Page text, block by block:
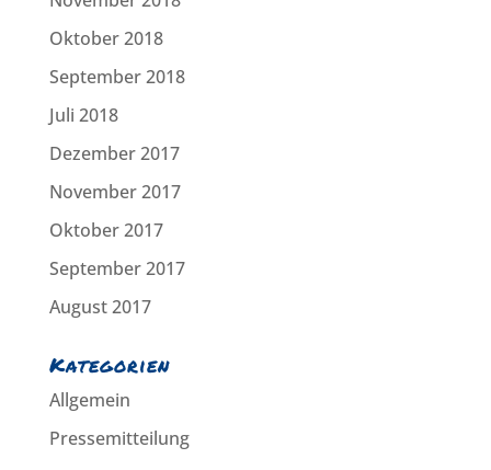
Oktober 2018
September 2018
Juli 2018
Dezember 2017
November 2017
Oktober 2017
September 2017
August 2017
Kategorien
Allgemein
Pressemitteilung